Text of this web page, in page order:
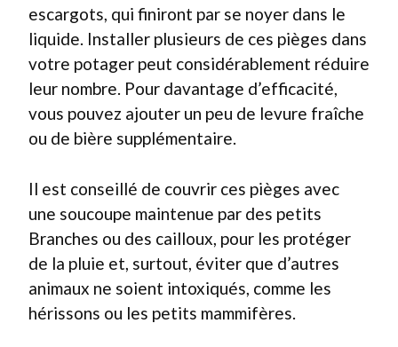
escargots, qui finiront par se noyer dans le
liquide. Installer plusieurs de ces pièges dans
votre potager peut considérablement réduire
leur nombre. Pour davantage d’efficacité,
vous pouvez ajouter un peu de levure fraîche
ou de bière supplémentaire.
Il est conseillé de couvrir ces pièges avec
une soucoupe maintenue par des petits
Branches ou des cailloux, pour les protéger
de la pluie et, surtout, éviter que d’autres
animaux ne soient intoxiqués, comme les
hérissons ou les petits mammifères.